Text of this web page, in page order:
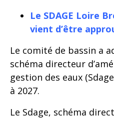
Le SDAGE Loire
vient d’être
Le comité de bassin a
schéma directeur
gestion des eaux
à 2027.
Le Sdage, schéma